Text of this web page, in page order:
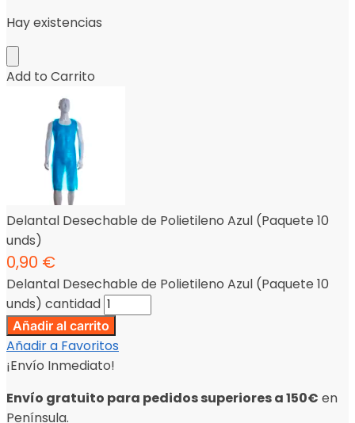
Hay existencias
Add to Carrito
Delantal Desechable de Polietileno Azul (Paquete 10
unds)
0,90 €
Delantal Desechable de Polietileno Azul (Paquete 10
unds) cantidad
Añadir al carrito
Añadir a Favoritos
¡Envío Inmediato!
Envío gratuito para pedidos superiores a 150€ en
Península.